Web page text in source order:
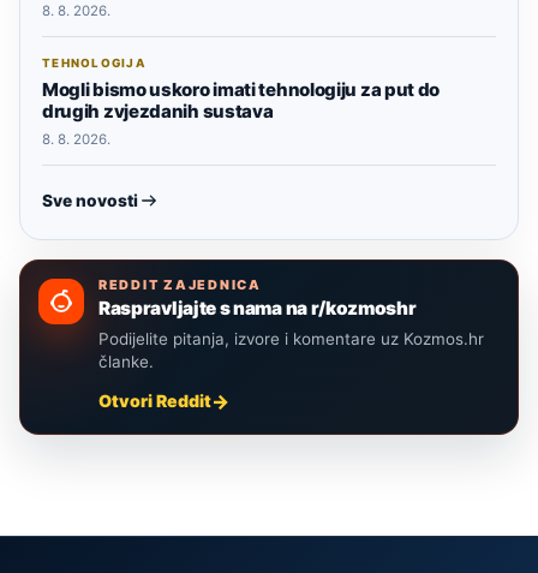
8. 8. 2026.
TEHNOLOGIJA
Mogli bismo uskoro imati tehnologiju za put do
drugih zvjezdanih sustava
8. 8. 2026.
Sve novosti
REDDIT ZAJEDNICA
Raspravljajte s nama na r/kozmoshr
Podijelite pitanja, izvore i komentare uz Kozmos.hr
članke.
Otvori Reddit